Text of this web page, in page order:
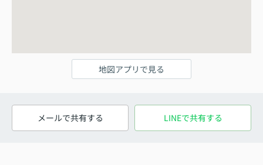
地図アプリで見る
メールで共有する LINEで共有する